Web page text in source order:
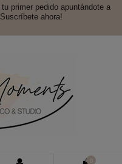
tu primer pedido apuntándote a
ahora!